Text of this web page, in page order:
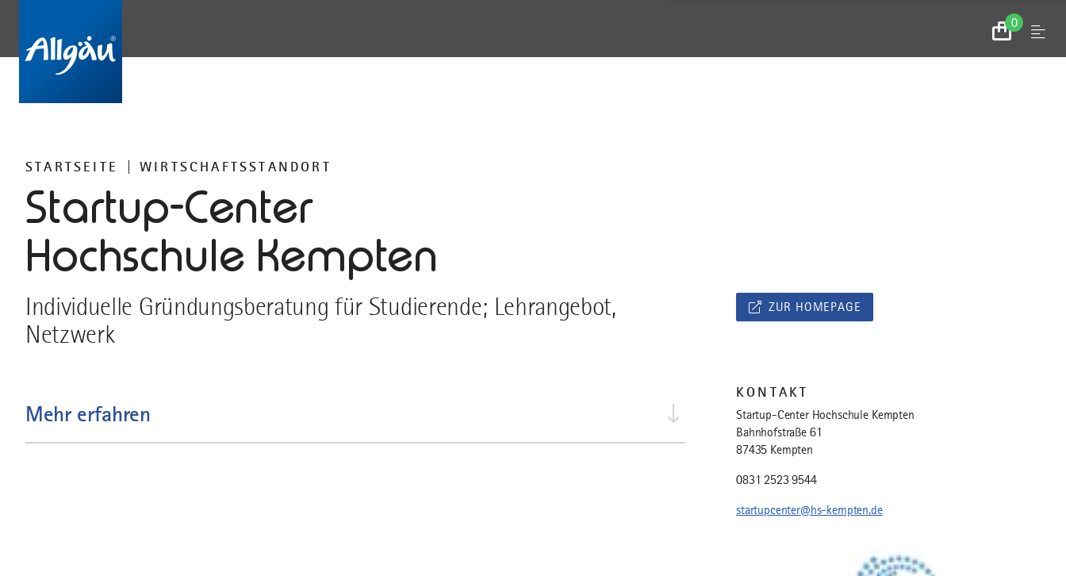
0
Zum
Warenkorb
Menu
STARTSEITE WIRTSCHAFTSSTANDORT
Startup-Center
Hochschule Kempten
Individuelle Gründungsberatung für Studierende; Lehrangebot,
Netzwerk
Mehr erfahren
ZUR HOMEPAGE
KONTAKT
Startup-Center Hochschule Kempten
Bahnhofstraße 61
87435 Kempten
0831 2523 9544
startupcenter@hs-kempten.de